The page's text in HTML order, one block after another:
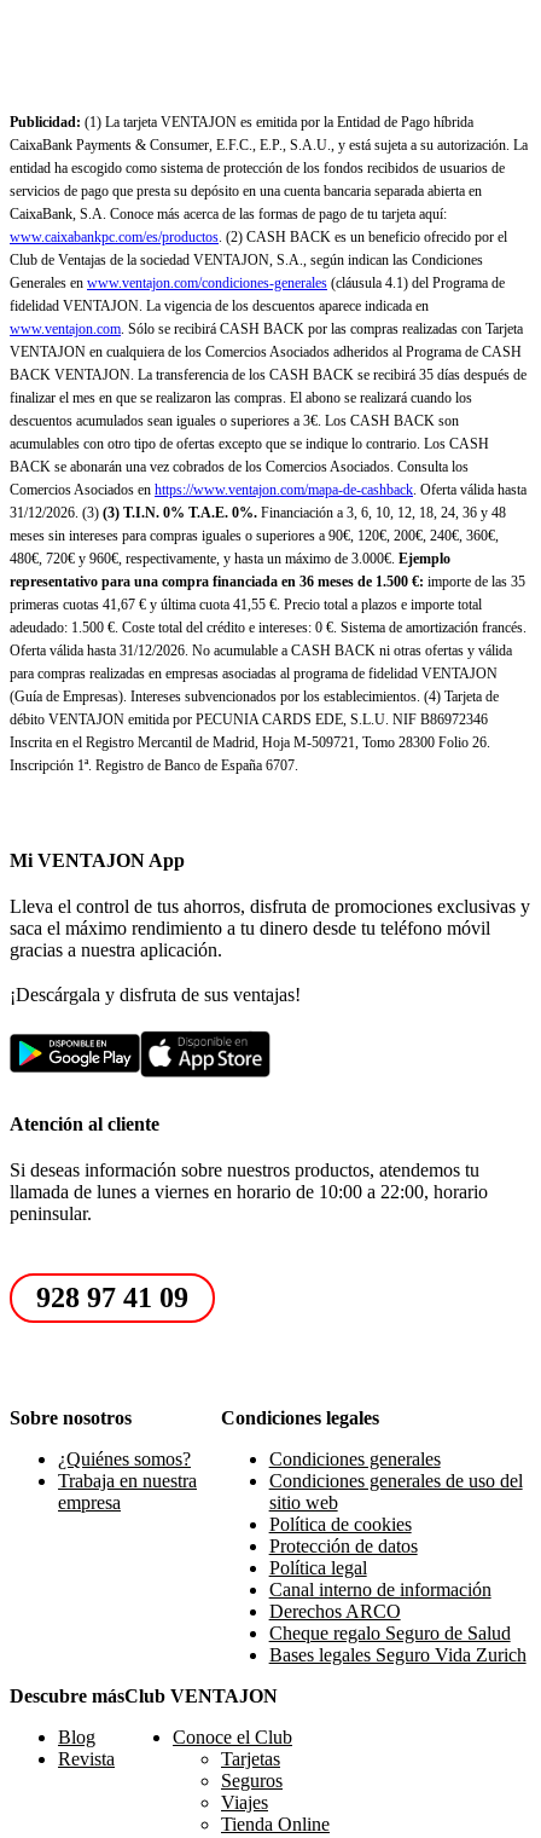
Publicidad: (1) La tarjeta VENTAJON es emitida por la Entidad de Pago híbrida
CaixaBank Payments & Consumer, E.F.C., E.P., S.A.U., y está sujeta a su autorización. La
entidad ha escogido como sistema de protección de los fondos recibidos de usuarios de
servicios de pago que presta su depósito en una cuenta bancaria separada abierta en
CaixaBank, S.A. Conoce más acerca de las formas de pago de tu tarjeta aquí:
www.caixabankpc.com/es/productos. (2) CASH BACK es un beneficio ofrecido por el
Club de Ventajas de la sociedad VENTAJON, S.A., según indican las Condiciones
Generales en www.ventajon.com/condiciones-generales (cláusula 4.1) del Programa de
fidelidad VENTAJON. La vigencia de los descuentos aparece indicada en
www.ventajon.com. Sólo se recibirá CASH BACK por las compras realizadas con Tarjeta
VENTAJON en cualquiera de los Comercios Asociados adheridos al Programa de CASH
BACK VENTAJON. La transferencia de los CASH BACK se recibirá 35 días después de
finalizar el mes en que se realizaron las compras. El abono se realizará cuando los
descuentos acumulados sean iguales o superiores a 3€. Los CASH BACK son
acumulables con otro tipo de ofertas excepto que se indique lo contrario. Los CASH
BACK se abonarán una vez cobrados de los Comercios Asociados. Consulta los
Comercios Asociados en https://www.ventajon.com/mapa-de-cashback. Oferta válida hasta
31/12/2026. (3) (3) T.I.N. 0% T.A.E. 0%. Financiación a 3, 6, 10, 12, 18, 24, 36 y 48
meses sin intereses para compras iguales o superiores a 90€, 120€, 200€, 240€, 360€,
480€, 720€ y 960€, respectivamente, y hasta un máximo de 3.000€. Ejemplo
representativo para una compra financiada en 36 meses de 1.500 €: importe de las 35
primeras cuotas 41,67 € y última cuota 41,55 €. Precio total a plazos e importe total
adeudado: 1.500 €. Coste total del crédito e intereses: 0 €. Sistema de amortización francés.
Oferta válida hasta 31/12/2026. No acumulable a CASH BACK ni otras ofertas y válida
para compras realizadas en empresas asociadas al programa de fidelidad VENTAJON
(Guía de Empresas). Intereses subvencionados por los establecimientos. (4) Tarjeta de
débito VENTAJON emitida por PECUNIA CARDS EDE, S.L.U. NIF B86972346
Inscrita en el Registro Mercantil de Madrid, Hoja M-509721, Tomo 28300 Folio 26.
Inscripción 1ª. Registro de Banco de España 6707.
Mi VENTAJON App
Lleva el control de tus ahorros, disfruta de promociones exclusivas y
saca el máximo rendimiento a tu dinero desde tu teléfono móvil
gracias a nuestra aplicación.
¡Descárgala y disfruta de sus ventajas!
Atención al cliente
Si deseas información sobre nuestros productos, atendemos tu
llamada de lunes a viernes en horario de 10:00 a 22:00, horario
peninsular.
928 97 41 09
Sobre nosotros
¿Quiénes somos?
Trabaja en nuestra
empresa
Condiciones legales
Condiciones generales
Condiciones generales de uso del
sitio web
Política de cookies
Protección de datos
Política legal
Canal interno de información
Derechos ARCO
Cheque regalo Seguro de Salud
Bases legales Seguro Vida Zurich
Descubre más
Blog
Revista
Club VENTAJON
Conoce el Club
Tarjetas
Seguros
Viajes
Tienda Online